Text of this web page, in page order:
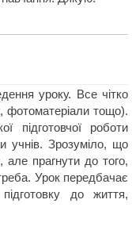
уроку. Все чітко
фотоматеріали тощо).
підготовчої роботи
учнів. Зрозуміло, що
але прагнути до того,
Урок передбачає
до життя,